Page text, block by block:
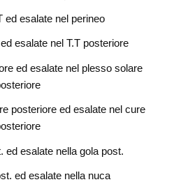
ed esalate nel perineo
esalate nel T.T posteriore
ed esalate nel plesso solare
posteriore ed esalate nel cure
ed esalate nella gola post.
ed esalate nella nuca